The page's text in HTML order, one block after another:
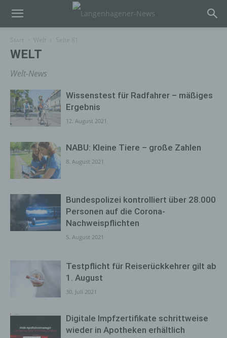
WELT
Welt-News
Wissenstest für Radfahrer – mäßiges
Ergebnis
12. August 2021
NABU: Kleine Tiere – große Zahlen
8. August 2021
Bundespolizei kontrolliert über 28.000
Personen auf die Corona-
Nachweispflichten
5. August 2021
Testpflicht für Reiserückkehrer gilt ab
1. August
30. Juli 2021
Digitale Impfzertifikate schrittweise
wieder in Apotheken erhältlich